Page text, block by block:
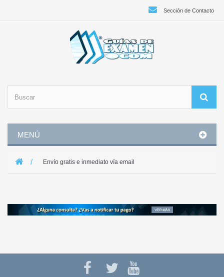
Sección de Contacto
MENÚ
Envío gratis e inmediato vía email